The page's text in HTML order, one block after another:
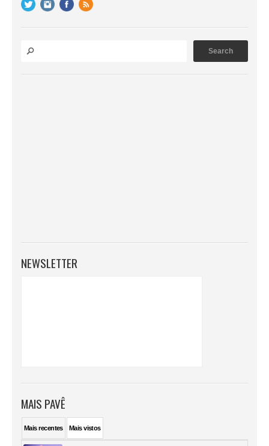
NEWSLETTER
MAIS PAVÊ
Maisrecentes Maisvistos